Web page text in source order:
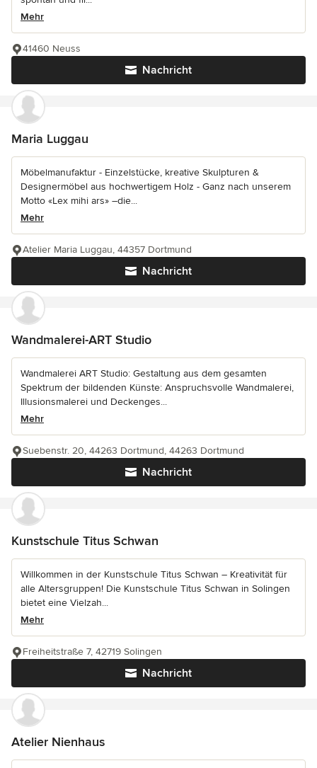
Mehr
Nachricht
41460 Neuss
Maria Luggau
Möbelmanufaktur - Einzelstücke, kreative Skulpturen &
Designermöbel aus hochwertigem Holz - Ganz nach unserem
Motto «Lex mihi ars» –die...
Mehr
Nachricht
Atelier Maria Luggau, 44357 Dortmund
Wandmalerei-ART Studio
Wandmalerei ART Studio: Gestaltung aus dem gesamten
Spektrum der bildenden Künste: Anspruchsvolle Wandmalerei,
Illusionsmalerei und Deckenges...
Mehr
Nachricht
Suebenstr. 20, 44263 Dortmund, 44263 Dortmund
Kunstschule Titus Schwan
Willkommen in der Kunstschule Titus Schwan – Kreativität für
alle Altersgruppen! Die Kunstschule Titus Schwan in Solingen
bietet eine Vielzah...
Mehr
Nachricht
Freiheitstraße 7, 42719 Solingen
Atelier Nienhaus